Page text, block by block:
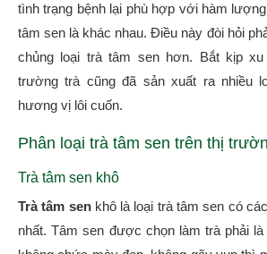
tình trạng bệnh lại phù hợp với hàm
tâm sen là khác nhau. Điều này đòi hỏi
chủng loại trà tâm sen hơn. Bắt kịp
trường trà cũng đã sản xuất ra nhiều
hương vị lôi cuốn.
Phân loại trà tâm sen trên thị
Trà tâm sen khô
Trà tâm senkhô là loại trà tâm sen có
nhất. Tâm sen được chọn làm trà phải